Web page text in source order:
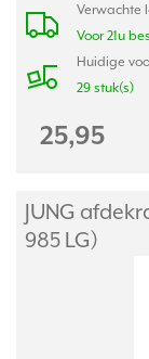
Verwachte
Voor 21u
Huidige
29 stuk(s)
25,95
JUNG
985 LG)